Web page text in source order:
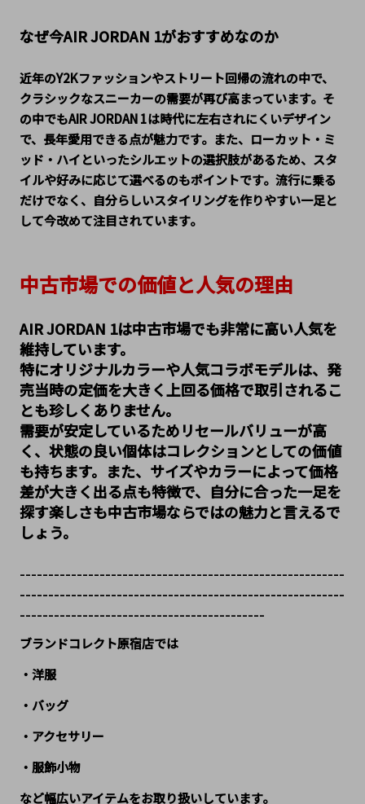
なぜ今AIR JORDAN 1がおすすめなのか
近年のY2Kファッションやストリート回帰の流れの中で、
クラシックなスニーカーの需要が再び高まっています。そ
の中でもAIR JORDAN 1は時代に左右されにくいデザイン
で、長年愛用できる点が魅力です。また、ローカット・ミ
ッド・ハイといったシルエットの選択肢があるため、スタ
イルや好みに応じて選べるのもポイントです。流行に乗る
だけでなく、自分らしいスタイリングを作りやすい一足と
して今改めて注目されています。
中古市場での価値と人気の理由
AIR JORDAN 1は中古市場でも非常に高い人気を
維持しています。
特にオリジナルカラーや人気コラボモデルは、発
売当時の定価を大きく上回る価格で取引されるこ
とも珍しくありません。
需要が安定しているためリセールバリューが高
く、状態の良い個体はコレクションとしての価値
も持ちます。また、サイズやカラーによって価格
差が大きく出る点も特徴で、自分に合った一足を
探す楽しさも中古市場ならではの魅力と言えるで
しょう。
---------------------------------------------------------
---------------------------------------------------------
-------------------------------------------
ブランドコレクト原宿店では
・洋服
・バッグ
・アクセサリー
・服飾小物
など幅広いアイテムをお取り扱いしています。